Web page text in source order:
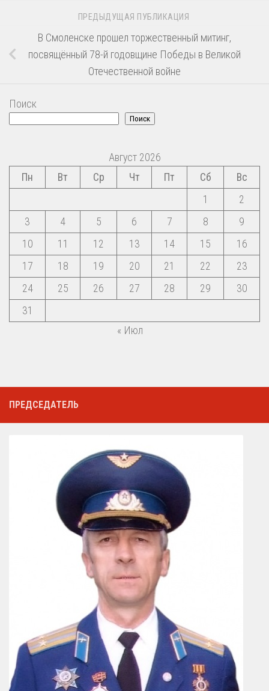
ПРЕДЫДУЩАЯ ПУБЛИКАЦИЯ
В Смоленске прошел торжественный митинг,
посвящённый 78-й годовщине Победы в Великой
Отечественной войне
Поиск
Поиск
Август 2026
Пн
Вт Ср Чт Пт Сб
Вс
1
2
3
4 5 6 7 8
9
10
11 12 13 14 15
16
17
18 19 20 21 22
23
24
25 26 27 28 29
30
31
« Июл
ПРЕДСЕДАТЕЛЬ